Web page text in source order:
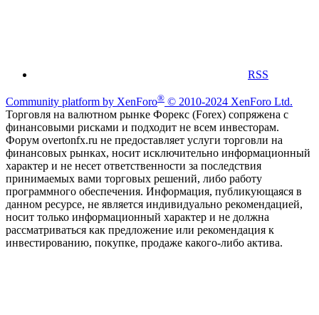
RSS
Community platform by XenForo® © 2010-2024 XenForo Ltd.
Торговля на валютном рынке Форекс (Forex) сопряжена с
финансовыми рисками и подходит не всем инвесторам.
Форум overtonfx.ru не предоставляет услуги торговли на
финансовых рынках, носит исключительно информационный
характер и не несет ответственности за последствия
принимаемых вами торговых решений, либо работу
программного обеспечения. Информация, публикующаяся в
данном ресурсе, не является индивидуально рекомендацией,
носит только информационный характер и не должна
рассматриваться как предложение или рекомендация к
инвестированию, покупке, продаже какого-либо актива.